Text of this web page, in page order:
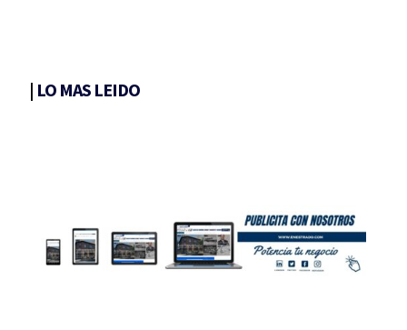
| LO MAS LEIDO